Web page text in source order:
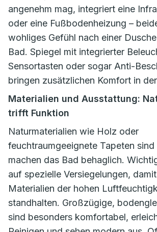
angenehm mag, integriert eine
oder eine Fußbodenheizung –
wohliges Gefühl nach einer
Bad. Spiegel mit integrierter
Sensortasten oder sogar Anti-
bringen zusätzlichen Komfort in
Materialien und Ausstattung:
trifft Funktion
Naturmaterialien wie Holz oder
feuchtraumgeeignete Tapeten sind
machen das Bad behaglich.
auf spezielle Versiegelungen,
Materialien der hohen
standhalten. Großzügige,
sind besonders komfortabel,